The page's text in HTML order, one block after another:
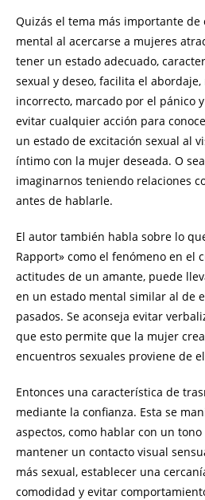
Quizás el tema más importante de
mental al acercarse a mujeres
tener un estado adecuado,
sexual y deseo, facilita el
incorrecto, marcado por el pánico
evitar cualquier acción para
un estado de excitación sexual al
íntimo con la mujer deseada. O
imaginarnos teniendo relaciones
antes de hablarle.
El autor también habla sobre lo
Rapport» como el fenómeno en el
actitudes de un amante, puede
en un estado mental similar al de
pasados. Se aconseja evitar
que esto permite que la mujer
encuentros sexuales proviene de
Entonces una característica de
mediante la confianza. Esta se
aspectos, como hablar con un
mantener un contacto visual
más sexual, establecer una
comodidad y evitar